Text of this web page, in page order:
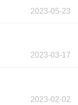
2023-05-23
2023-03-17
2023-02-02